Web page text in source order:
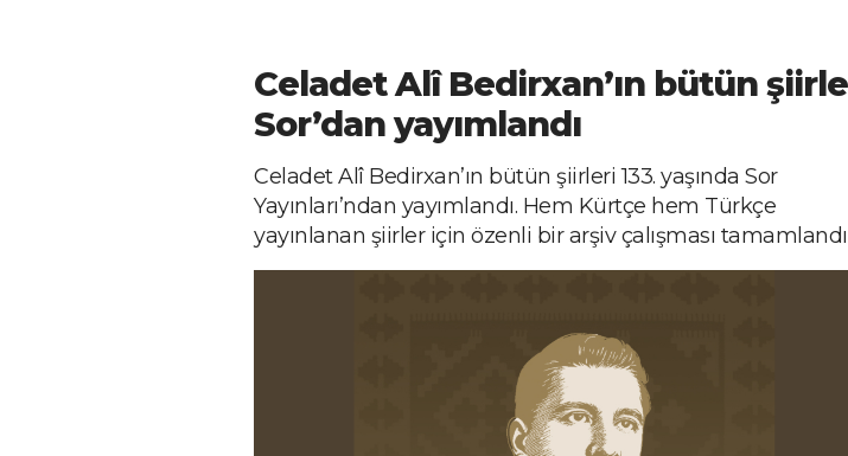
Celadet Alî Bedirxan’ın bütün
Sor’dan yayımlandı
Celadet Alî Bedirxan’ın bütün şiirleri 133. yaşında Sor
Yayınları’ndan yayımlandı. Hem Kürtçe hem Türkçe
yayınlanan şiirler için özenli bir arşiv çalışması